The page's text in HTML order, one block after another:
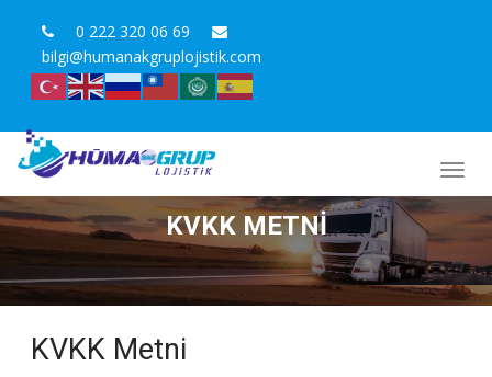
0 222 320 06 69
bilgi@humanakgruplojistik.com
KVKK METNI
KVKK Metni